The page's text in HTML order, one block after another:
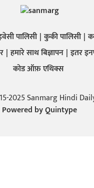
पालिसी कुकी पालिसी
हमारे साथ बिज्ञापन इतर
कोड ऑफ़ एथिक्स
2025 Sanmarg Hindi
Powered byQuintype